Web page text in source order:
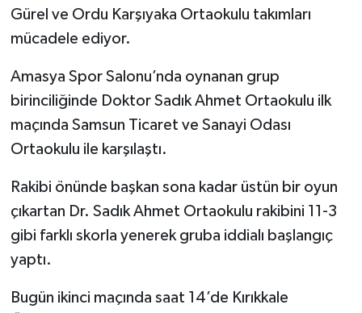
Gürel ve Ordu Karşıyaka Ortaokulu takımları
mücadele ediyor.
Amasya Spor Salonu’nda oynanan grup
birinciliğinde Doktor Sadık Ahmet Ortaokulu ilk
maçında Samsun Ticaret ve Sanayi Odası
Ortaokulu ile karşılaştı.
Rakibi önünde başkan sona kadar üstün bir oyun
çıkartan Dr. Sadık Ahmet Ortaokulu rakibini 11-3
gibi farklı skorla yenerek gruba iddialı başlangıç
yaptı.
Bugün ikinci maçında saat 14’de Kırıkkale